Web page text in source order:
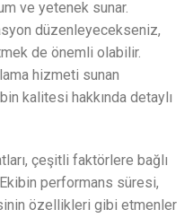
ve yetenek sunar.
düzenleyecekseniz,
de önemli olabilir.
hizmeti sunan
kalitesi hakkında detaylı
çeşitli faktörlere bağlı
performans süresi,
özellikleri gibi etmenler